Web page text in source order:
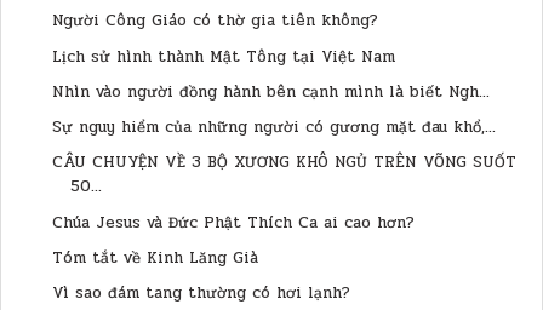
Người Công Giáo có thờ gia tiên không?
Lịch sử hình thành Mật Tông tại Việt Nam
Nhìn vào người đồng hành bên cạnh mình là biết Ngh...
Sự nguy hiểm của những người có gương mặt đau khổ,...
CÂU CHUYỆN VỀ 3 BỘ XƯƠNG KHÔ NGỦ TRÊN VÕNG SUỐT
50...
Chúa Jesus và Đức Phật Thích Ca ai cao hơn?
Tóm tắt về Kinh Lăng Già
Vì sao đám tang thường có hơi lạnh?